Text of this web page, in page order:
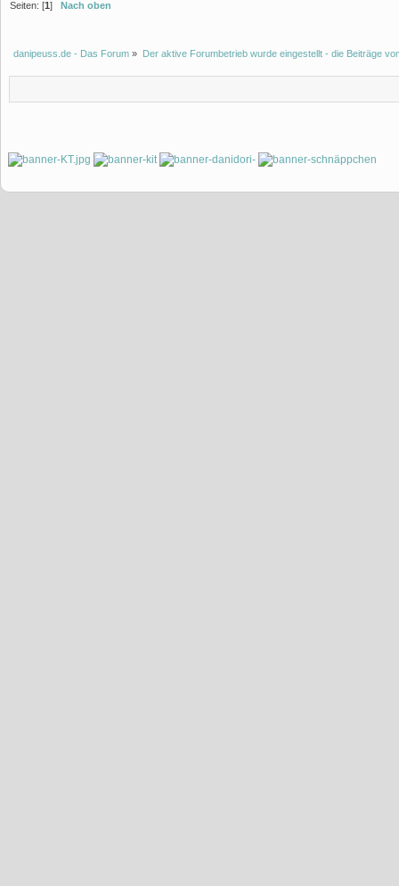
Seiten: [1] Nach oben
danipeuss.de - Das Forum » Der aktive Forumbetrieb wurde eingestellt - die Beiträge